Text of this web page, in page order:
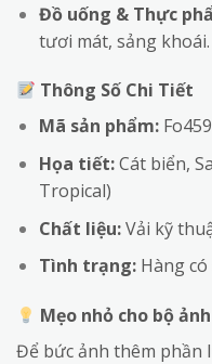
Đồ uống & Thực
tươi mát, sảng khoái.
Thông Số Chi Tiết
Mã sản phẩm:
Họa tiết:Cát biển,
Tropical)
Chất liệu:Vải kỹ
Tình trạng:Hàng có
Mẹo nhỏ cho bộ
Để bức ảnh thêm phần